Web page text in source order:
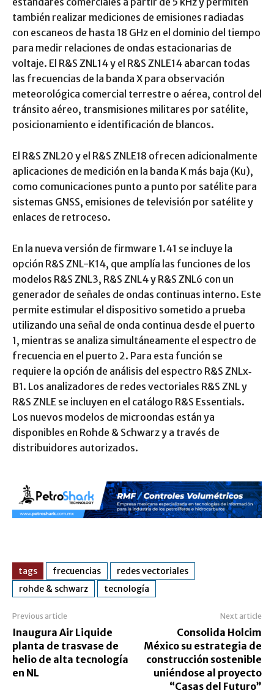
también realizar mediciones de emisiones radiadas
con escaneos de hasta 18 GHz en el dominio del tiempo
para medir relaciones de ondas estacionarias de
voltaje. El R&S ZNL14 y el R&S ZNLE14 abarcan todas
las frecuencias de la banda X para observación
meteorológica comercial terrestre o aérea, control del
tránsito aéreo, transmisiones militares por satélite,
posicionamiento e identificación de blancos.
El R&S ZNL20 y el R&S ZNLE18 ofrecen adicionalmente
aplicaciones de medición en la banda K más baja (Ku),
como comunicaciones punto a punto por satélite para
sistemas GNSS, emisiones de televisión por satélite y
enlaces de retroceso.
En la nueva versión de firmware 1.41 se incluye la
opción R&S ZNL-K14, que amplía las funciones de los
modelos R&S ZNL3, R&S ZNL4 y R&S ZNL6 con un
generador de señales de ondas continuas interno. Este
permite estimular el dispositivo sometido a prueba
utilizando una señal de onda continua desde el puerto
1, mientras se analiza simultáneamente el espectro de
frecuencia en el puerto 2. Para esta función se
requiere la opción de análisis del espectro R&S ZNLx‐
B1. Los analizadores de redes vectoriales R&S ZNL y
R&S ZNLE se incluyen en el catálogo R&S Essentials.
Los nuevos modelos de microondas están ya
disponibles en Rohde & Schwarz y a través de
distribuidores autorizados.
tags frecuencias
redes vectoriales
rohde & schwarz
tecnología
Previous article
Inaugura Air Liquide
planta de trasvase de
helio de alta tecnología
en NL
Next article
Consolida Holcim
México su estrategia de
construcción sostenible
uniéndose al proyecto
“Casas del Futuro”